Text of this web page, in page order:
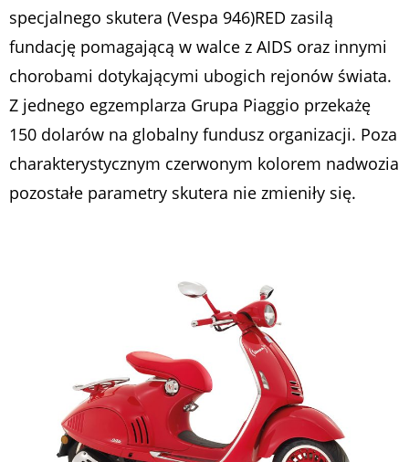
specjalnego skutera (Vespa 946)RED zasilą
fundację pomagającą w walce z AIDS oraz innymi
chorobami dotykającymi ubogich rejonów świata.
Z jednego egzemplarza Grupa Piaggio przekażę
150 dolarów na globalny fundusz organizacji. Poza
charakterystycznym czerwonym kolorem nadwozia
pozostałe parametry skutera nie zmieniły się.